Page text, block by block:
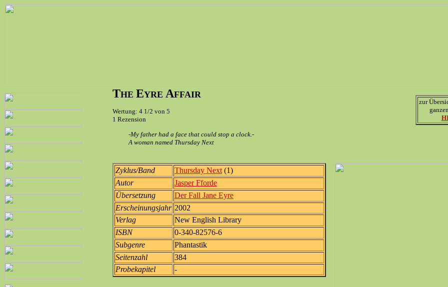
THE EYRE AFFAIR
zur
Wertung: 4 1/2 von 5
1 Rezension
-My father had a face that could stop a clock.-
A woman named Thursday Next
Zyklus/Band Thursday Next (1)
Autor
Jasper Fforde
Übersetzung
Der Fall Jane Eyre
Erscheinungsjahr 2002
Verlag
New English Library
ISBN
0-340-82576-6
Subgenre
Phantastik
Seitenzahl
384
Probekapitel
-